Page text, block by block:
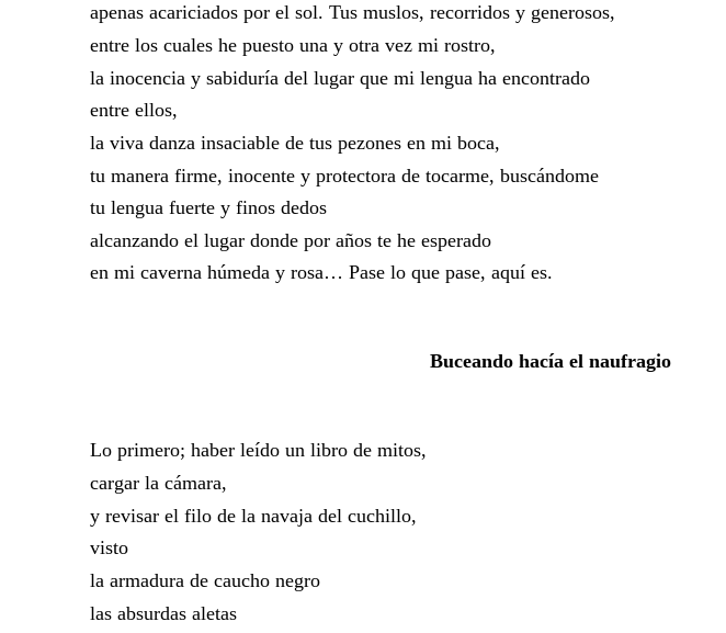
apenas acariciados por el sol. Tus muslos, recorridos y generosos,
entre los cuales he puesto una y otra vez mi rostro,
la inocencia y sabiduría del lugar que mi lengua ha encontrado
entre ellos,
la viva danza insaciable de tus pezones en mi boca,
tu manera firme, inocente y protectora de tocarme, buscándome
tu lengua fuerte y finos dedos
alcanzando el lugar donde por años te he esperado
en mi caverna húmeda y rosa… Pase lo que pase, aquí es.
Buceando hacía el naufragio
Lo primero; haber leído un libro de mitos,
cargar la cámara,
y revisar el filo de la navaja del cuchillo,
visto
la armadura de caucho negro
las absurdas aletas